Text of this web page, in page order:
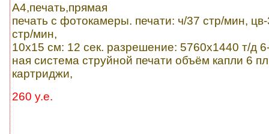
A4,печать,прямая
печать с фотокамеры. печати: ч/37 стр/мин,
стр/мин,
10x15 см: 12 сек. разрешение: 5760х1440 т/д
ная система струйной печати объём капли 6
картриджи,
260 y.e.